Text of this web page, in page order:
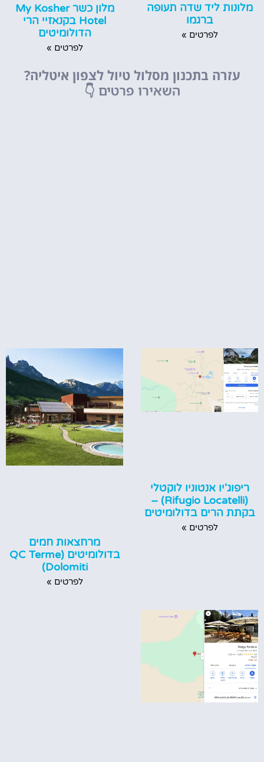
מלונות ליד שדה תעופה
ברגמו
לפרטים »
מלון כשר My Kosher
Hotel בקנאזיי הרי
הדולומיטים
לפרטים »
עזרה בתכנון מסלול טיול לצפון איטליה?
השאירו פרטים 👇
ריפוג'יו אנטוניו לוקטלי
(Rifugio Locatelli) –
בקתת הרים בדולומיטים
לפרטים »
מרחצאות חמים
בדולומיטים (QC Terme
Dolomiti)
לפרטים »